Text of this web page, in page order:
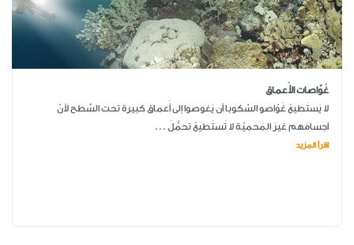
غَوّاصات الأَعماق
لا يَستَطيعُ غَوّاصو السْكوبا أن يَغوصوا إلى أَعماق كبيرة تحت السَّطح لأنّ
أجسامَهم غيرَ المَحميّة لا تَستَطيعُ تحمُّلَ ...
اقرأ المزيد